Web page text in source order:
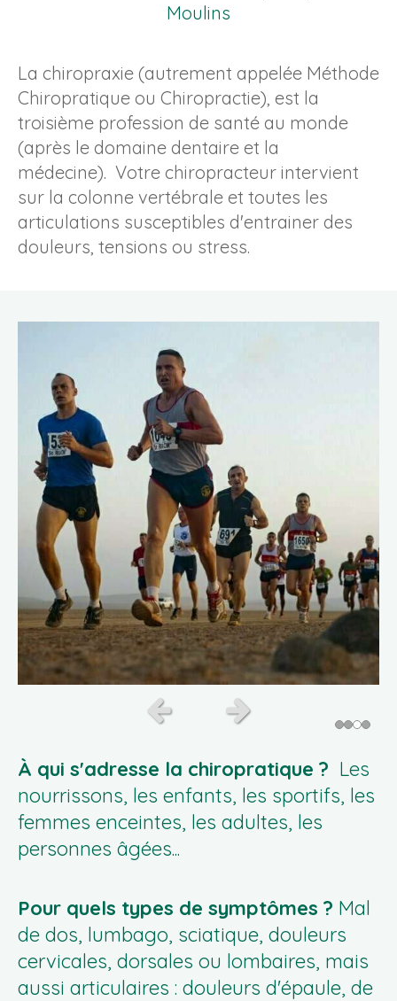
Moulins
La chiropraxie (autrement appelée Méthode
Chiropratique ou Chiropractie), est la
troisième profession de santé au monde
(après le domaine dentaire et la
médecine). Votre chiropracteur intervient
sur la colonne vertébrale et toutes les
articulations susceptibles d'entrainer des
douleurs, tensions ou stress.
Slide précédentSlide suivant
À qui s'adresse la chiropratique ? Les
nourrissons, les enfants, les sportifs, les
femmes enceintes, les adultes, les
personnes âgées...
Pour quels types de symptômes ? Mal
de dos, lumbago, sciatique, douleurs
cervicales, dorsales ou lombaires, mais
aussi articulaires : douleurs d'épaule, de